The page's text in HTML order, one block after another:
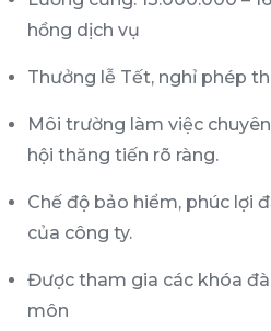
hồng dịch vụ
Thưởng lễ Tết, nghỉ phép
Môi trường làm việc
hội thăng tiến rõ ràng.
Chế độ bảo hiểm, phúc lợi
của công ty.
Được tham gia các khóa
môn